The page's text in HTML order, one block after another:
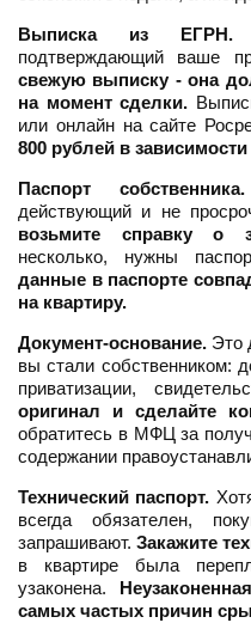
Выписка из ЕГРН.
подтверждающий ваше
свежую выписку - она
на момент сделки.
или онлайн на сайте
800 рублей в
Паспорт собственника.
действующий и не
возьмите справку о
несколько, нужны
данные в паспорте
на квартиру.
Документ-основание. Это
вы стали собственником:
приватизации,
оригинал и сделайте
обратитесь в МФЦ за
содержании
Технический паспорт.
всегда обязателен,
запрашивают.Закажите
в квартире была
узаконена.
самых частых причин